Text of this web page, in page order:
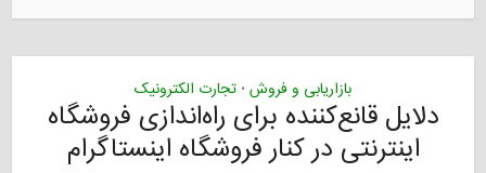
بازاریابی و فروش • تجارت الکترونیک
دلایل قانع‌کننده برای راه‌اندازی فروشگاه
اینترنتی در کنار فروشگاه اینستاگرام